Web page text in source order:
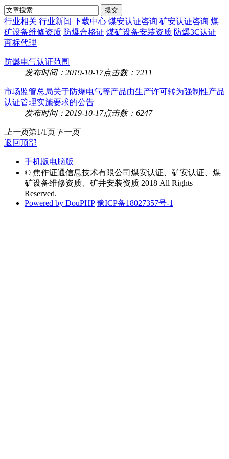
行业相关 行业新闻 下载中心 煤安认证咨询 矿安认证咨询 煤
矿设备维修资质 防爆合格证 煤矿设备安装资质 防爆3C认证
商标代理
防爆电气认证范围
发布时间：2019-10-17点击数：7211
市场监管总局关于防爆电气等产品由生产许可转为强制性产品
认证管理实施要求的公告
发布时间：2019-10-17点击数：6247
上一页第1/1页下一页
返回顶部
手机版电脑版
© 焦作证通信息技术有限公司煤安认证、矿安认证、煤
矿设备维修资质、矿井安装资质 2018 All Rights
Reserved.
Powered by DouPHP 豫ICP备18027357号-1